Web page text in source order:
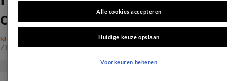
over transgender
NIEUWS
7 feb 2018, 12:11
Alle cookies accepteren
Huidige keuze opslaan
Voorkeuren beheren